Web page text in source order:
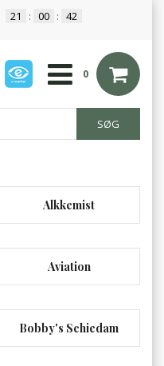
21 : 00 : 42
0
Alkkemist
Aviation
Bobby's Schiedam